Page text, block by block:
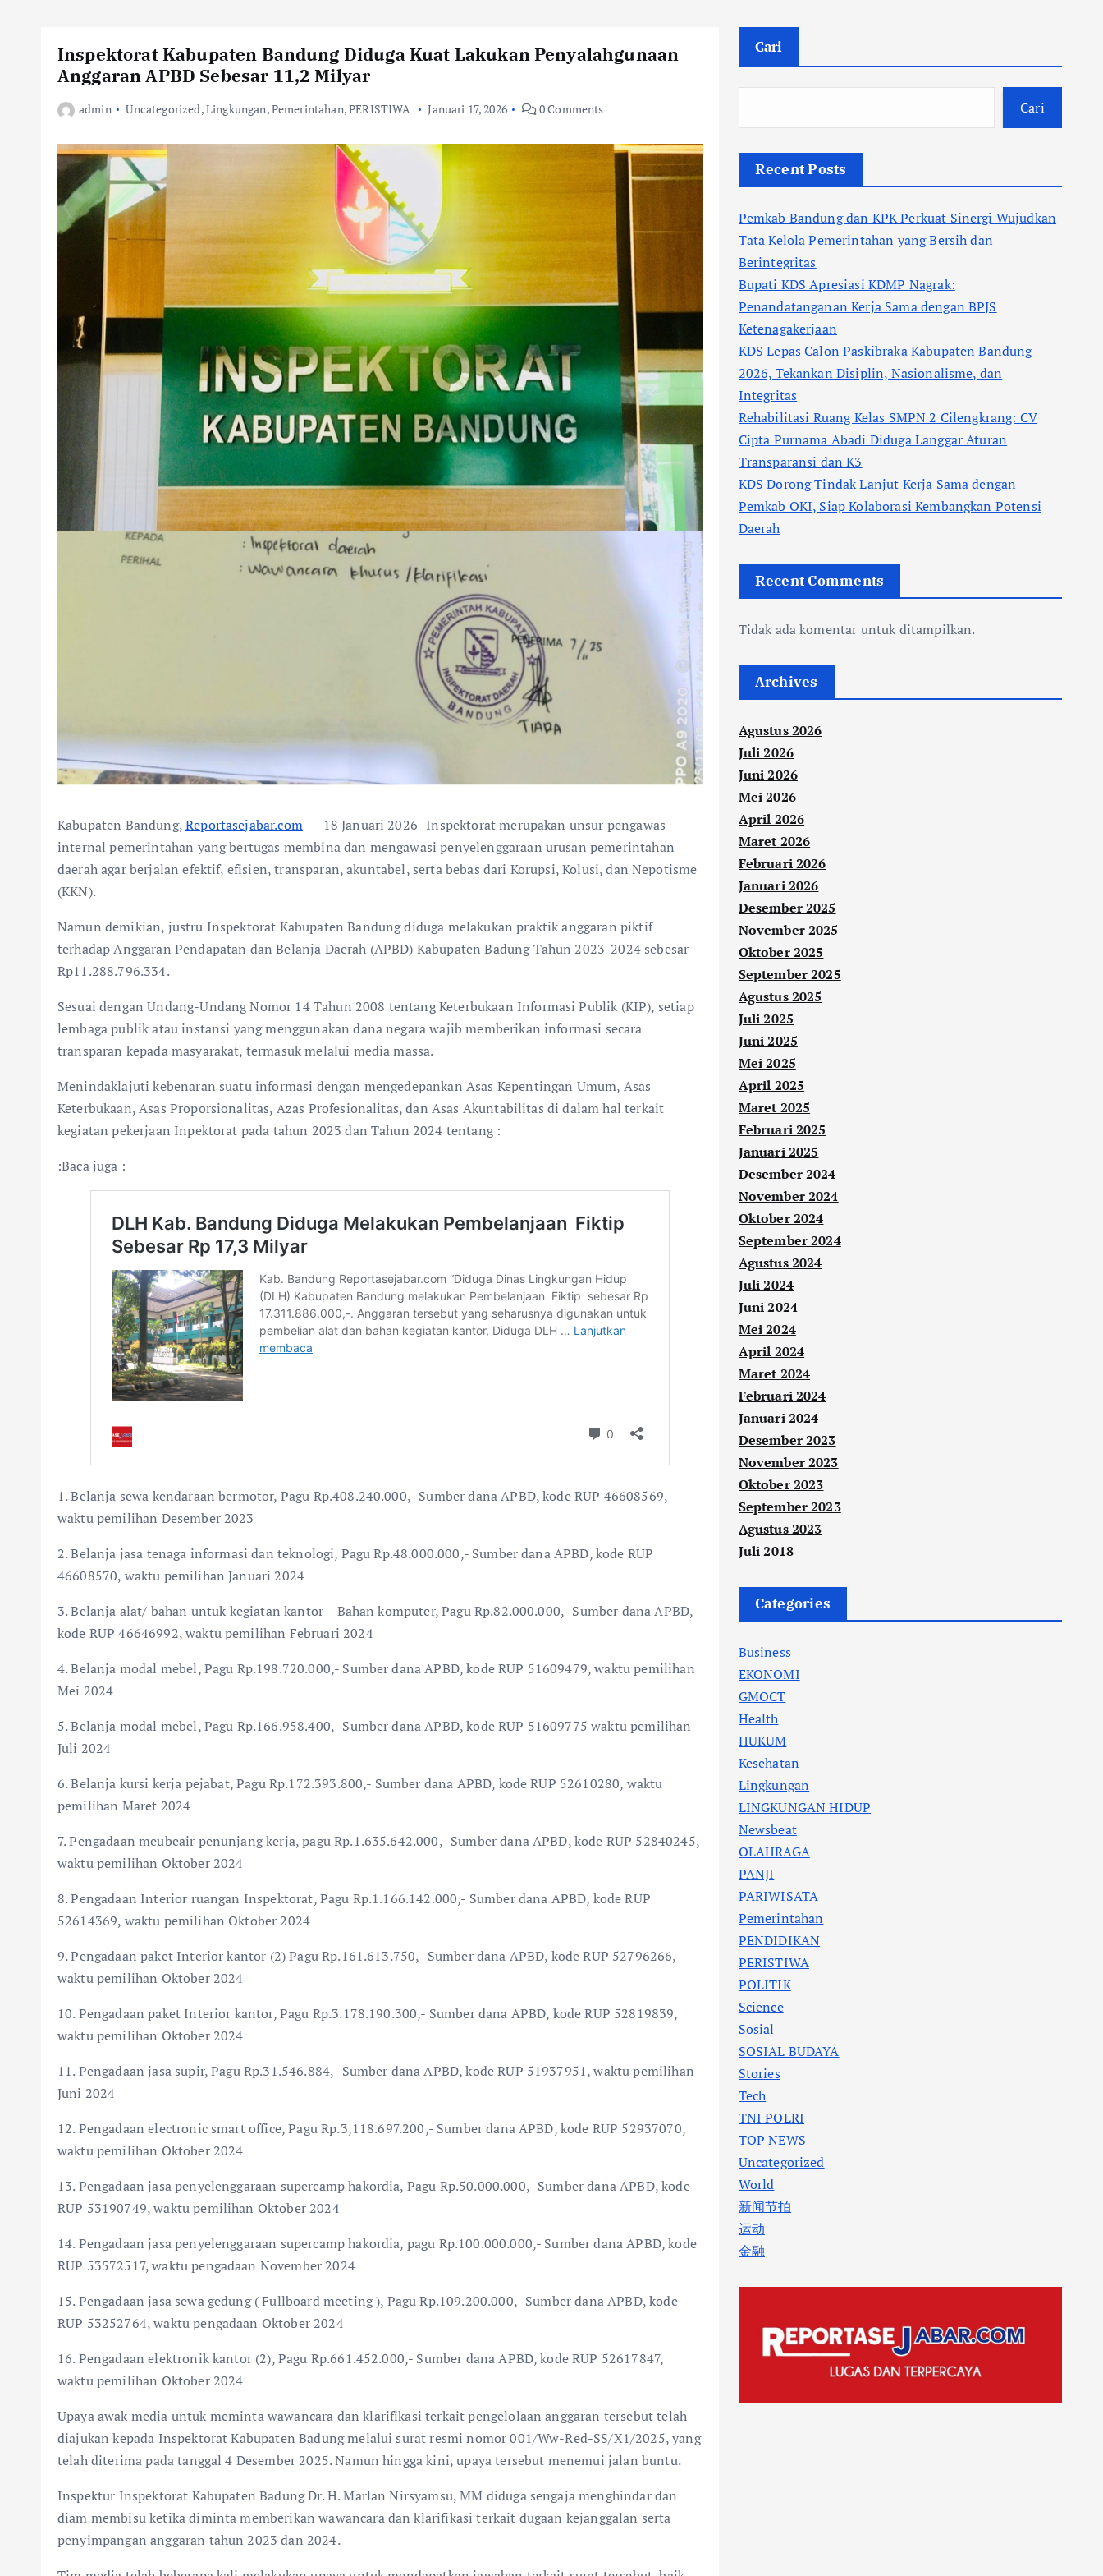
Inspektorat Kabupaten Bandung Diduga Kuat Lakukan Penyalahgunaan
Anggaran APBD Sebesar 11,2 Milyar
admin Uncategorized,Lingkungan,Pemerintahan,PERISTIWA Januari 17, 2026 0 Comments
Kabupaten Bandung,Reportasejabar.com— 18 Januari 2026 -Inspektorat merupakan unsur pengawas
internal pemerintahan yang bertugas membina dan mengawasi penyelenggaraan urusan pemerintahan
daerah agar berjalan efektif, efisien, transparan, akuntabel, serta bebas dari Korupsi, Kolusi, dan Nepotisme
(KKN).
Namun demikian, justru Inspektorat Kabupaten Bandung diduga melakukan praktik anggaran piktif
terhadap Anggaran Pendapatan dan Belanja Daerah (APBD) Kabupaten Badung Tahun 2023-2024 sebesar
Rp11.288.796.334.
Sesuai dengan Undang-Undang Nomor 14 Tahun 2008 tentang Keterbukaan Informasi Publik (KIP), setiap
lembaga publik atau instansi yang menggunakan dana negara wajib memberikan informasi secara
transparan kepada masyarakat, termasuk melalui media massa.
Menindaklajuti kebenaran suatu informasi dengan mengedepankan Asas Kepentingan Umum, Asas
Keterbukaan, Asas Proporsionalitas, Azas Profesionalitas, dan Asas Akuntabilitas di dalam hal terkait
kegiatan pekerjaan Inpektorat pada tahun 2023 dan Tahun 2024 tentang :
:Baca juga :
1. Belanja sewa kendaraan bermotor, Pagu Rp.408.240.000,- Sumber dana APBD, kode RUP 46608569,
waktu pemilihan Desember 2023
2. Belanja jasa tenaga informasi dan teknologi, Pagu Rp.48.000.000,- Sumber dana APBD, kode RUP
46608570, waktu pemilihan Januari 2024
3. Belanja alat/ bahan untuk kegiatan kantor – Bahan komputer, Pagu Rp.82.000.000,- Sumber dana APBD,
kode RUP 46646992, waktu pemilihan Februari 2024
4. Belanja modal mebel, Pagu Rp.198.720.000,- Sumber dana APBD, kode RUP 51609479, waktu pemilihan
Mei 2024
5. Belanja modal mebel, Pagu Rp.166.958.400,- Sumber dana APBD, kode RUP 51609775 waktu pemilihan
Juli 2024
6. Belanja kursi kerja pejabat, Pagu Rp.172.393.800,- Sumber dana APBD, kode RUP 52610280, waktu
pemilihan Maret 2024
7. Pengadaan meubeair penunjang kerja, pagu Rp.1.635.642.000,- Sumber dana APBD, kode RUP 52840245,
waktu pemilihan Oktober 2024
8. Pengadaan Interior ruangan Inspektorat, Pagu Rp.1.166.142.000,- Sumber dana APBD, kode RUP
52614369, waktu pemilihan Oktober 2024
9. Pengadaan paket Interior kantor (2) Pagu Rp.161.613.750,- Sumber dana APBD, kode RUP 52796266,
waktu pemilihan Oktober 2024
10. Pengadaan paket Interior kantor, Pagu Rp.3.178.190.300,- Sumber dana APBD, kode RUP 52819839,
waktu pemilihan Oktober 2024
11. Pengadaan jasa supir, Pagu Rp.31.546.884,- Sumber dana APBD, kode RUP 51937951, waktu pemilihan
Juni 2024
12. Pengadaan electronic smart office, Pagu Rp.3,118.697.200,- Sumber dana APBD, kode RUP 52937070,
waktu pemilihan Oktober 2024
13. Pengadaan jasa penyelenggaraan supercamp hakordia, Pagu Rp.50.000.000,- Sumber dana APBD, kode
RUP 53190749, waktu pemilihan Oktober 2024
14. Pengadaan jasa penyelenggaraan supercamp hakordia, pagu Rp.100.000.000,- Sumber dana APBD, kode
RUP 53572517, waktu pengadaan November 2024
15. Pengadaan jasa sewa gedung ( Fullboard meeting ), Pagu Rp.109.200.000,- Sumber dana APBD, kode
RUP 53252764, waktu pengadaan Oktober 2024
16. Pengadaan elektronik kantor (2), Pagu Rp.661.452.000,- Sumber dana APBD, kode RUP 52617847,
waktu pemilihan Oktober 2024
Upaya awak media untuk meminta wawancara dan klarifikasi terkait pengelolaan anggaran tersebut telah
diajukan kepada Inspektorat Kabupaten Badung melalui surat resmi nomor 001/Ww-Red-SS/X1/2025, yang
telah diterima pada tanggal 4 Desember 2025. Namun hingga kini, upaya tersebut menemui jalan buntu.
Inspektur Inspektorat Kabupaten Badung Dr. H. Marlan Nirsyamsu, MM diduga sengaja menghindar dan
diam membisu ketika diminta memberikan wawancara dan klarifikasi terkait dugaan kejanggalan serta
penyimpangan anggaran tahun 2023 dan 2024.
Cari
Cari
Recent Posts
Pemkab Bandung dan KPK Perkuat Sinergi Wujudkan
Tata Kelola Pemerintahan yang Bersih dan
Berintegritas
Bupati KDS Apresiasi KDMP Nagrak:
Penandatanganan Kerja Sama dengan BPJS
Ketenagakerjaan
KDS Lepas Calon Paskibraka Kabupaten Bandung
2026, Tekankan Disiplin, Nasionalisme, dan
Integritas
Rehabilitasi Ruang Kelas SMPN 2 Cilengkrang: CV
Cipta Purnama Abadi Diduga Langgar Aturan
Transparansi dan K3
KDS Dorong Tindak Lanjut Kerja Sama dengan
Pemkab OKI, Siap Kolaborasi Kembangkan Potensi
Daerah
Recent Comments
Tidak ada komentar untuk ditampilkan.
Archives
Agustus 2026
Juli 2026
Juni 2026
Mei 2026
April 2026
Maret 2026
Februari 2026
Januari 2026
Desember 2025
November 2025
Oktober 2025
September 2025
Agustus 2025
Juli 2025
Juni 2025
Mei 2025
April 2025
Maret 2025
Februari 2025
Januari 2025
Desember 2024
November 2024
Oktober 2024
September 2024
Agustus 2024
Juli 2024
Juni 2024
Mei 2024
April 2024
Maret 2024
Februari 2024
Januari 2024
Desember 2023
November 2023
Oktober 2023
September 2023
Agustus 2023
Juli 2018
Categories
Business
EKONOMI
GMOCT
Health
HUKUM
Kesehatan
Lingkungan
LINGKUNGAN HIDUP
Newsbeat
OLAHRAGA
PANJI
PARIWISATA
Pemerintahan
PENDIDIKAN
PERISTIWA
POLITIK
Science
Sosial
SOSIAL BUDAYA
Stories
Tech
TNI POLRI
TOP NEWS
Uncategorized
World
新闻节拍
运动
金融